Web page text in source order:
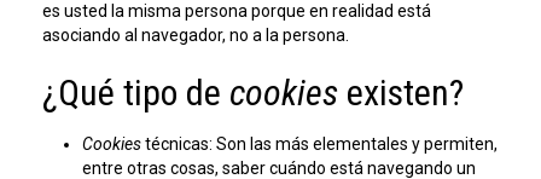
es usted la misma persona porque en realidad está
asociando al navegador, no a la persona.
¿Qué tipo de cookies existen?
Cookiestécnicas: Son las más elementales y permiten,
entre otras cosas, saber cuándo está navegando un